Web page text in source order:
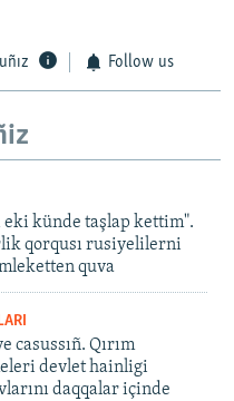
Follow us
eki künde taşlap kettim".
qorqusı rusiyelilerni
quva
casussıñ. Qırım
devlet hainligi
daqqalar içinde